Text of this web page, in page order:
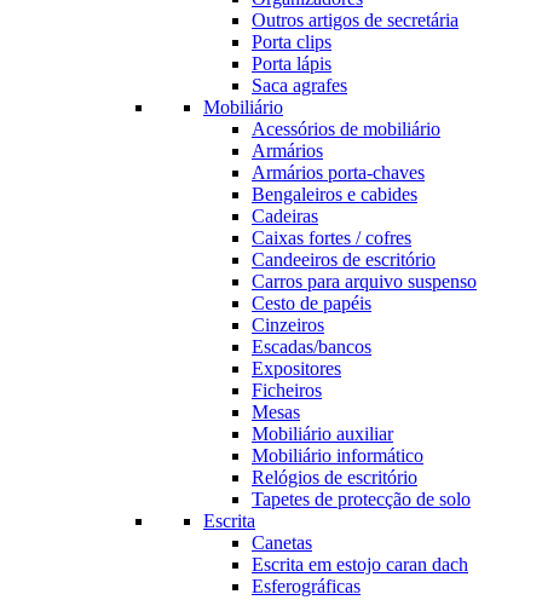
Outros artigos de secretária
Porta clips
Porta lápis
Saca agrafes
Mobiliário
Acessórios de mobiliário
Armários
Armários porta-chaves
Bengaleiros e cabides
Cadeiras
Caixas fortes / cofres
Candeeiros de escritório
Carros para arquivo suspenso
Cesto de papéis
Cinzeiros
Escadas/bancos
Expositores
Ficheiros
Mesas
Mobiliário auxiliar
Mobiliário informático
Relógios de escritório
Tapetes de protecção de solo
Escrita
Canetas
Escrita em estojo caran dach
Esferográficas